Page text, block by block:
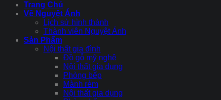
Trang Chủ
Về Nguyệt Ánh
Lịch sử hình thành
Thành viên Nguyệt Ánh
Sản Phẩm
Nội thất gia đình
Đồ gỗ mỹ nghệ
Nội thất gia dụng
Phòng bếp
Mành rèm
Nội thất gia dụng